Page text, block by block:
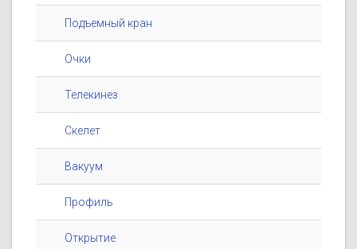
Подъемный кран
Очки
Телекинез
Скелет
Вакуум
Профиль
Открытие